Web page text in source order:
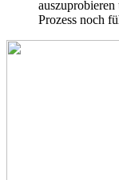
Prozess noch